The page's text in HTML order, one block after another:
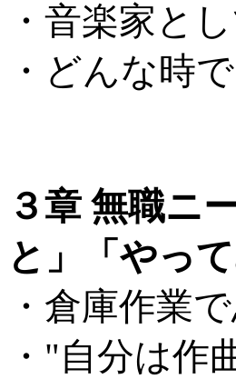
・音楽家と
・どんな時
３章 無職ニ
と」「やっ
・倉庫作業
・"自分は作